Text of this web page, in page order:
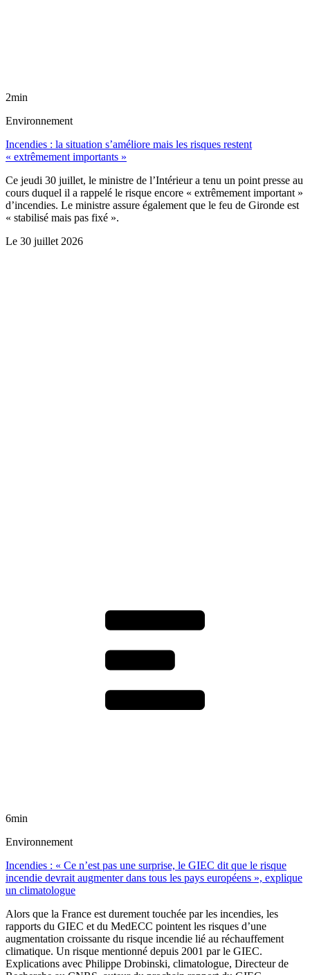
2min
Environnement
Incendies : la situation s’améliore mais les risques restent
« extrêmement importants »
Ce jeudi 30 juillet, le ministre de l’Intérieur a tenu un point presse au
cours duquel il a rappelé le risque encore « extrêmement important »
d’incendies. Le ministre assure également que le feu de Gironde est
« stabilisé mais pas fixé ».
Le 30 juillet 2026
6min
Environnement
Incendies : « Ce n’est pas une surprise, le GIEC dit que le risque
incendie devrait augmenter dans tous les pays européens », explique
un climatologue
Alors que la France est durement touchée par les incendies, les
rapports du GIEC et du MedECC pointent les risques d’une
augmentation croissante du risque incendie lié au réchauffement
climatique. Un risque mentionné depuis 2001 par le GIEC.
Explications avec Philippe Drobinski, climatologue, Directeur de